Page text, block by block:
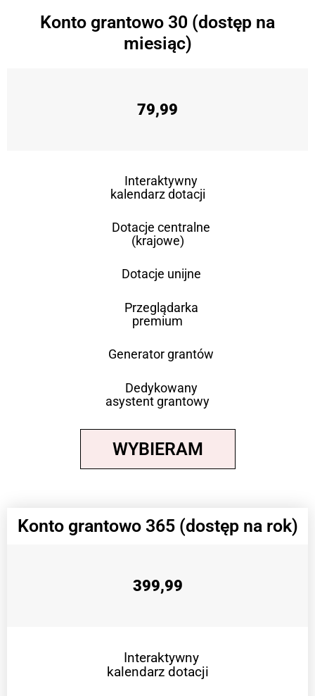
Konto grantowo 30 (dostęp na
miesiąc)
79,99
Interaktywny
kalendarz dotacji
Dotacje centralne
(krajowe)
Dotacje unijne
Przeglądarka
premium
Generator grantów
Dedykowany
asystent grantowy
WYBIERAM
Konto grantowo 365 (dostęp na rok)
399,99
Interaktywny
kalendarz dotacji